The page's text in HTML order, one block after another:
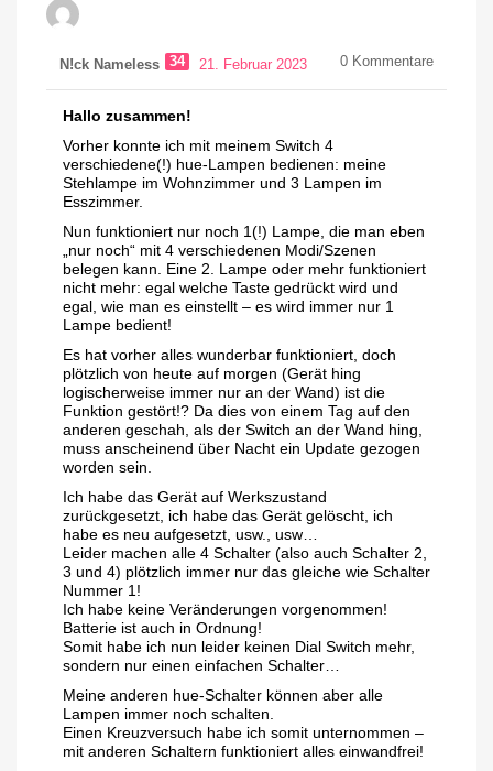
N!ck Nameless 34 21. Februar 2023 0 Kommentare
Hallo zusammen!
Vorher konnte ich mit meinem Switch 4
verschiedene(!) hue-Lampen bedienen: meine
Stehlampe im Wohnzimmer und 3 Lampen im
Esszimmer.
Nun funktioniert nur noch 1(!) Lampe, die man eben
„nur noch“ mit 4 verschiedenen Modi/Szenen
belegen kann. Eine 2. Lampe oder mehr funktioniert
nicht mehr: egal welche Taste gedrückt wird und
egal, wie man es einstellt – es wird immer nur 1
Lampe bedient!
Es hat vorher alles wunderbar funktioniert, doch
plötzlich von heute auf morgen (Gerät hing
logischerweise immer nur an der Wand) ist die
Funktion gestört!? Da dies von einem Tag auf den
anderen geschah, als der Switch an der Wand hing,
muss anscheinend über Nacht ein Update gezogen
worden sein.
Ich habe das Gerät auf Werkszustand
zurückgesetzt, ich habe das Gerät gelöscht, ich
habe es neu aufgesetzt, usw., usw…
Leider machen alle 4 Schalter (also auch Schalter 2,
3 und 4) plötzlich immer nur das gleiche wie Schalter
Nummer 1!
Ich habe keine Veränderungen vorgenommen!
Batterie ist auch in Ordnung!
Somit habe ich nun leider keinen Dial Switch mehr,
sondern nur einen einfachen Schalter…
Meine anderen hue-Schalter können aber alle
Lampen immer noch schalten.
Einen Kreuzversuch habe ich somit unternommen –
mit anderen Schaltern funktioniert alles einwandfrei!